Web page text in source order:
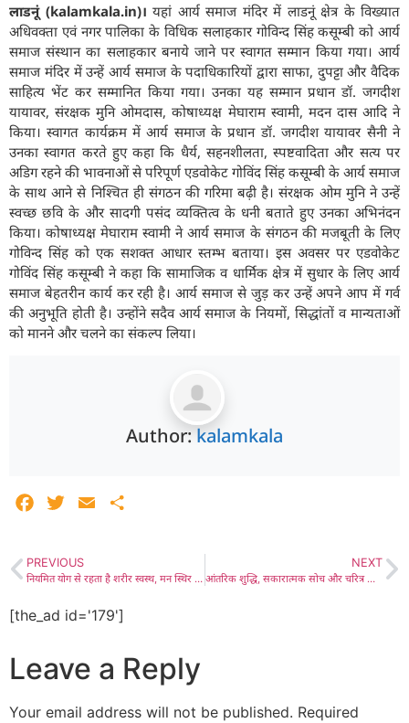
लाडनूं (kalamkala.in)। यहां आर्य समाज मंदिर में लाडनूं क्षेत्र के विख्यात
अधिवक्ता एवं नगर पालिका के विधिक सलाहकार गोविन्द सिंह कसूम्बी को आर्य
समाज संस्थान का सलाहकार बनाये जाने पर स्वागत सम्मान किया गया। आर्य
समाज मंदिर में उन्हें आर्य समाज के पदाधिकारियों द्वारा साफा, दुपट्टा और वैदिक
साहित्य भेंट कर सम्मानित किया गया। उनका यह सम्मान प्रधान डॉ. जगदीश
यायावर, संरक्षक मुनि ओमदास, कोषाध्यक्ष मेघाराम स्वामी, मदन दास आदि ने
किया। स्वागत कार्यक्रम में आर्य समाज के प्रधान डॉ. जगदीश यायावर सैनी ने
उनका स्वागत करते हुए कहा कि धैर्य, सहनशीलता, स्पष्टवादिता और सत्य पर
अडिग रहने की भावनाओं से परिपूर्ण एडवोकेट गोविंद सिंह कसूम्बी के आर्य समाज
के साथ आने से निश्चित ही संगठन की गरिमा बढ़ी है। संरक्षक ओम मुनि ने उन्हें
स्वच्छ छवि के और सादगी पसंद व्यक्तित्व के धनी बताते हुए उनका अभिनंदन
किया। कोषाध्यक्ष मेघाराम स्वामी ने आर्य समाज के संगठन की मजबूती के लिए
गोविन्द सिंह को एक सशक्त आधार स्तम्भ बताया। इस अवसर पर एडवोकेट
गोविंद सिंह कसूम्बी ने कहा कि सामाजिक व धार्मिक क्षेत्र में सुधार के लिए आर्य
समाज बेहतरीन कार्य कर रही है। आर्य समाज से जुड़ कर उन्हें अपने आप में गर्व
की अनुभूति होती है। उन्होंने सदैव आर्य समाज के नियमों, सिद्धांतों व मान्यताओं
को मानने और चलने का संकल्प लिया।
Author:kalamkala
FacebookTwitterEmail
PREVIOUS
नियमित योग से रहता है शरीर स्वस्थ, मन स्थिर तथा व्यक्ति तनावमुक्त- डॉ. चारण, भारत विकास परिषद द्वारा लगाया गया 90 दिवसीय योग शिविर सम्पन्न, पूजा माली को मिला ‘श्रेष्ठ-सहभागी’ पदक, पार्वती प्रजापत एवं शाहीन को मिला ‘उत्कृष्ट अभ्यासी’ पदक
NEXT
आंतरिक शुद्धि, सकारात्मक सोच और चरित्र निर्माण की दिशा में आगे बढें- आचार्यश्री महाश्रमण, जैन विश्वभारती विश्वविद्यालय में हुआ आचार्यश्री महाश्रमण का प्रवचन
[the_ad id='179']
Leave a Reply
Your email address will not be published. Required